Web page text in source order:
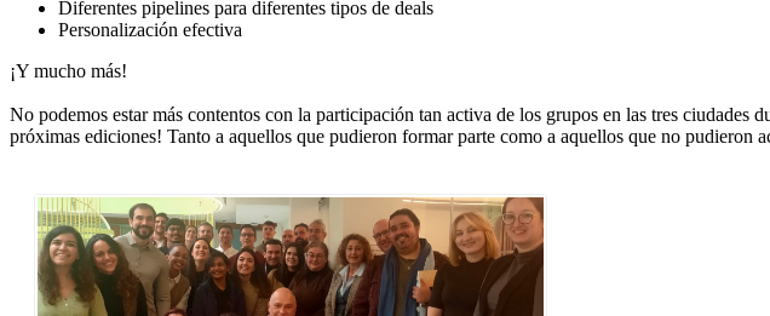
Diferentes pipelines para diferentes tipos de deals
Personalización efectiva
¡Y mucho más!
No podemos estar más contentos con la participación tan activa de los grupos en las tres ciudades
próximas ediciones! Tanto a aquellos que pudieron formar parte como a aquellos que no pudieron